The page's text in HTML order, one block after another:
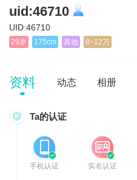
uid:46710
UID:46710
29岁 175cm 其他 8~12万
资料 动态 相册
 Ta的认证

手机认证


实名认证